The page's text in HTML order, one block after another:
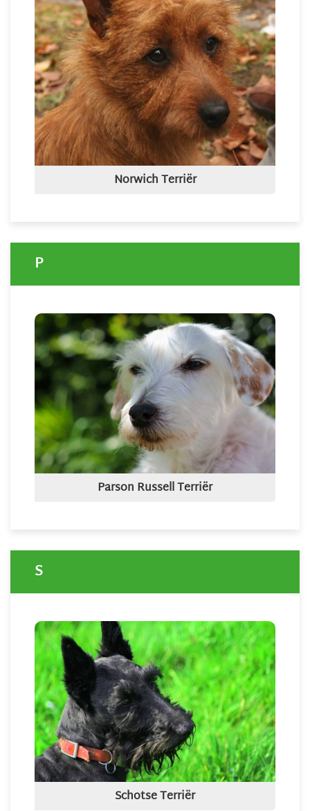
Norwich Terriër
P
Parson Russell Terriër
S
Schotse Terriër